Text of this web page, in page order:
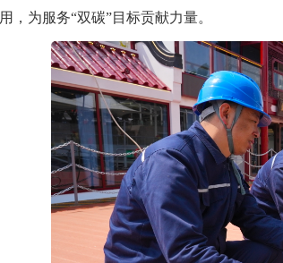
用，为服务“双碳”目标贡献力量。